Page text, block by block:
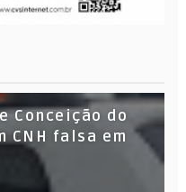
Conceição do
CNH falsa em